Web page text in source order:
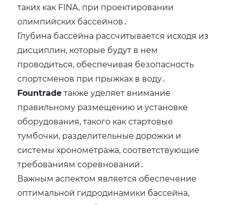
таких как FINA‚ при проектировании
олимпийских бассейнов․
Глубина бассейна рассчитывается исходя из
дисциплин‚ которые будут в нем
проводиться‚ обеспечивая безопасность
спортсменов при прыжках в воду․
Fountradeтакже уделяет внимание
правильному размещению и установке
оборудования‚ такого как стартовые
тумбочки‚ разделительные дорожки и
системы хронометража‚ соответствующие
требованиям соревнований․
Важным аспектом является обеспечение
оптимальной гидродинамики бассейна‚